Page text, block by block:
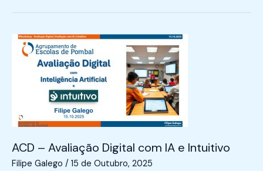
ACD – Avaliação Digital com IA e Intuitivo
Filipe Galego / 15 de Outubro, 2025